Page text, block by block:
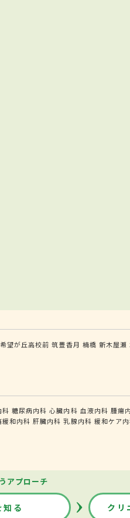
希望が丘高校前 筑豊香月 楠橋 新木屋瀬
科 糖尿病内科 心臓内科 血液内科 腫瘍
緩和内科 肝臓内科 乳腺内科 緩和ケア
アプローチ
知る クリ